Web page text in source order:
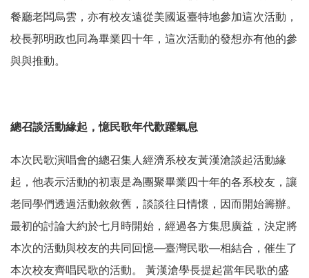
餐廳老闆烏雲，亦有校友遠從美國返臺特地參加這次活動，
校長郭明政也同為畢業四十年，這次活動的發想亦有他的參
與與推動。
總召談活動緣起，憶民歌年代歡躍氣息
本次民歌演唱會的總召集人經濟系校友黃漢滄談起活動緣
起，他表示活動的初衷是為團聚畢業四十年的各系校友，讓
老同學們透過活動敘敘舊，談談往日情懷，因而開始籌辦。
最初的討論大約於七月時開始，經過各方集思廣益，決定將
本次的活動與校友的共同回憶—臺灣民歌—相結合，催生了
本次校友齊唱民歌的活動。 黃漢滄學長提起當年民歌的盛